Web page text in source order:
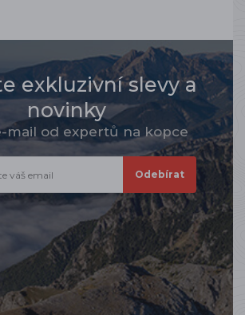
exkluzivní slevy a
novinky
mail od expertů na kopce